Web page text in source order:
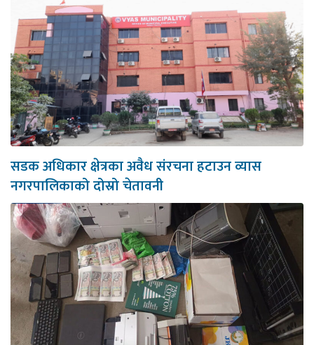
सडक अधिकार क्षेत्रका अवैध संरचना हटाउन व्यास
नगरपालिकाको दोस्रो चेतावनी